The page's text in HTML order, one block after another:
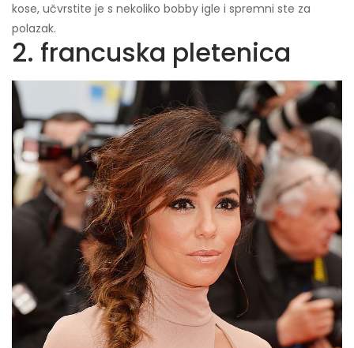
kose, učvrstite je s nekoliko bobby igle i spremni ste za
polazak.
2. francuska pletenica